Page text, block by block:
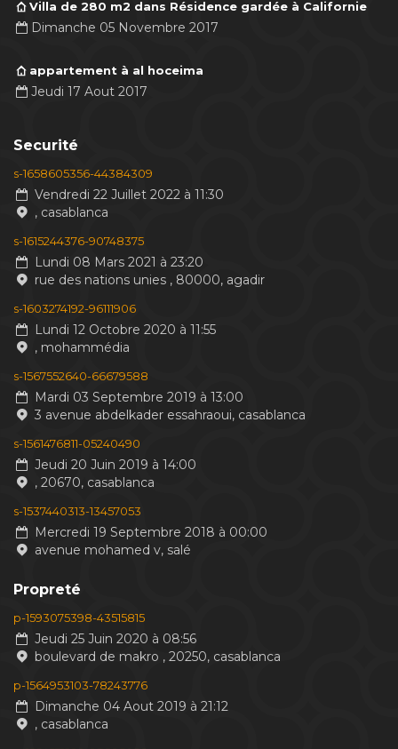
Villa de 280 m2 dans Résidence gardée à Californie
Dimanche 05 Novembre 2017
appartement à al hoceima
Jeudi 17 Aout 2017
Securité
s-1658605356-44384309
Vendredi 22 Juillet 2022 à 11:30
, casablanca
s-1615244376-90748375
Lundi 08 Mars 2021 à 23:20
rue des nations unies , 80000, agadir
s-1603274192-96111906
Lundi 12 Octobre 2020 à 11:55
, mohammédia
s-1567552640-66679588
Mardi 03 Septembre 2019 à 13:00
3 avenue abdelkader essahraoui, casablanca
s-1561476811-05240490
Jeudi 20 Juin 2019 à 14:00
, 20670, casablanca
s-1537440313-13457053
Mercredi 19 Septembre 2018 à 00:00
avenue mohamed v, salé
Propreté
p-1593075398-43515815
Jeudi 25 Juin 2020 à 08:56
boulevard de makro , 20250, casablanca
p-1564953103-78243776
Dimanche 04 Aout 2019 à 21:12
, casablanca